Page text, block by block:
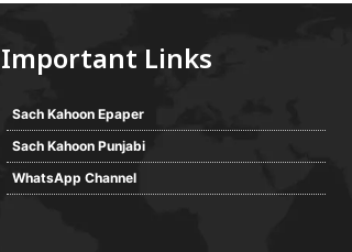
Important Links
Sach Kahoon Epaper
Sach Kahoon Punjabi
WhatsApp Channel